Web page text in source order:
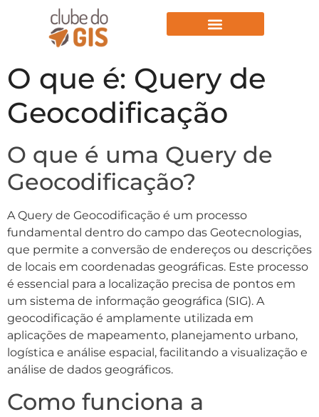
O que é: Query de
Geocodificação
O que é uma Query de
Geocodificação?
A Query de Geocodificação é um processo
fundamental dentro do campo das Geotecnologias,
que permite a conversão de endereços ou descrições
de locais em coordenadas geográficas. Este processo
é essencial para a localização precisa de pontos em
um sistema de informação geográfica (SIG). A
geocodificação é amplamente utilizada em
aplicações de mapeamento, planejamento urbano,
logística e análise espacial, facilitando a visualização e
análise de dados geográficos.
Como funciona a